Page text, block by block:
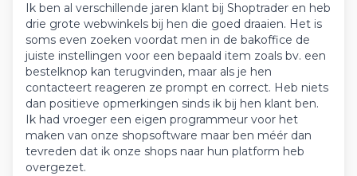
Ik ben al verschillende jaren klant bij Shoptrader en heb
drie grote webwinkels bij hen die goed draaien. Het is
soms even zoeken voordat men in de bakoffice de
juiste instellingen voor een bepaald item zoals bv. een
bestelknop kan terugvinden, maar als je hen
contacteert reageren ze prompt en correct. Heb niets
dan positieve opmerkingen sinds ik bij hen klant ben.
Ik had vroeger een eigen programmeur voor het
maken van onze shopsoftware maar ben méér dan
tevreden dat ik onze shops naar hun platform heb
overgezet.